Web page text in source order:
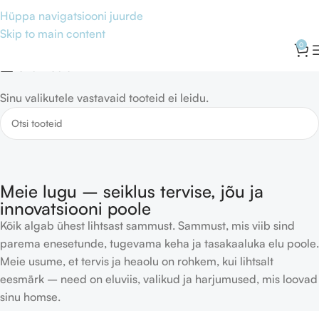
Hüppa navigatsiooni juurde
Skip to main content
0
Sinu valikutele vastavaid tooteid ei leidu.
Meie lugu – seiklus tervise, jõu ja
innovatsiooni poole
Kõik algab ühest lihtsast sammust. Sammust, mis viib sind
parema enesetunde, tugevama keha ja tasakaaluka elu poole.
Meie usume, et tervis ja heaolu on rohkem, kui lihtsalt
eesmärk – need on eluviis, valikud ja harjumused, mis loovad
sinu homse.
eluviisi täiendamiseks